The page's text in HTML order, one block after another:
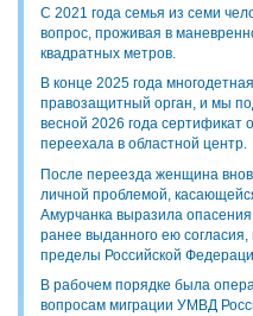
С 2021 года семья из семи
вопрос, проживая в
квадратных метров.
В конце 2025 года
правозащитный орган, и мы
весной 2026 года сертификат
переехала в областной центр.
После переезда женщина
личной проблемой,
Амурчанка выразила
ранее выданного ею
пределы Российской
В рабочем порядке была
вопросам миграции УМВД